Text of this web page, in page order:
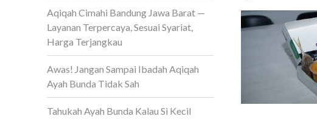
Aqiqah Cimahi Bandung Jawa Barat —
Layanan Terpercaya, Sesuai Syariat,
Harga Terjangkau
Awas! Jangan Sampai Ibadah Aqiqah
Ayah Bunda Tidak Sah
Tahukah Ayah Bunda Kalau Si Kecil